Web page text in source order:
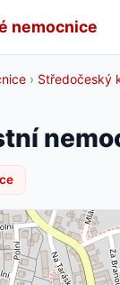
nemocnice
› Středočeský